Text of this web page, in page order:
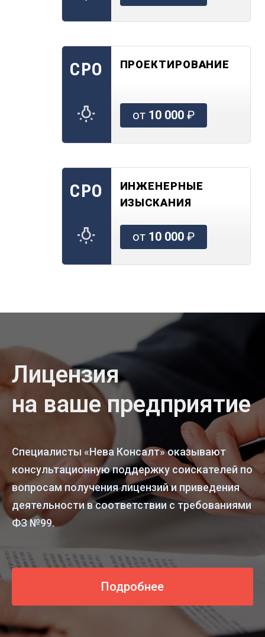
СРО ПРОЕКТИРОВАНИЕ
от 10 000₽
СРО
ИНЖЕНЕРНЫЕ
ИЗЫСКАНИЯ
от 10 000₽
Лицензия
на ваше предприятие
Специалисты «Нева Консалт» оказывают
консультационную поддержку соискателей по
вопросам получения лицензий и приведения
деятельности в соответствии с требованиями
ФЗ №99.
Подробнее